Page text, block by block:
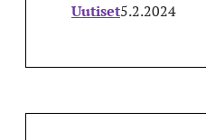
Uutiset5.2.2024